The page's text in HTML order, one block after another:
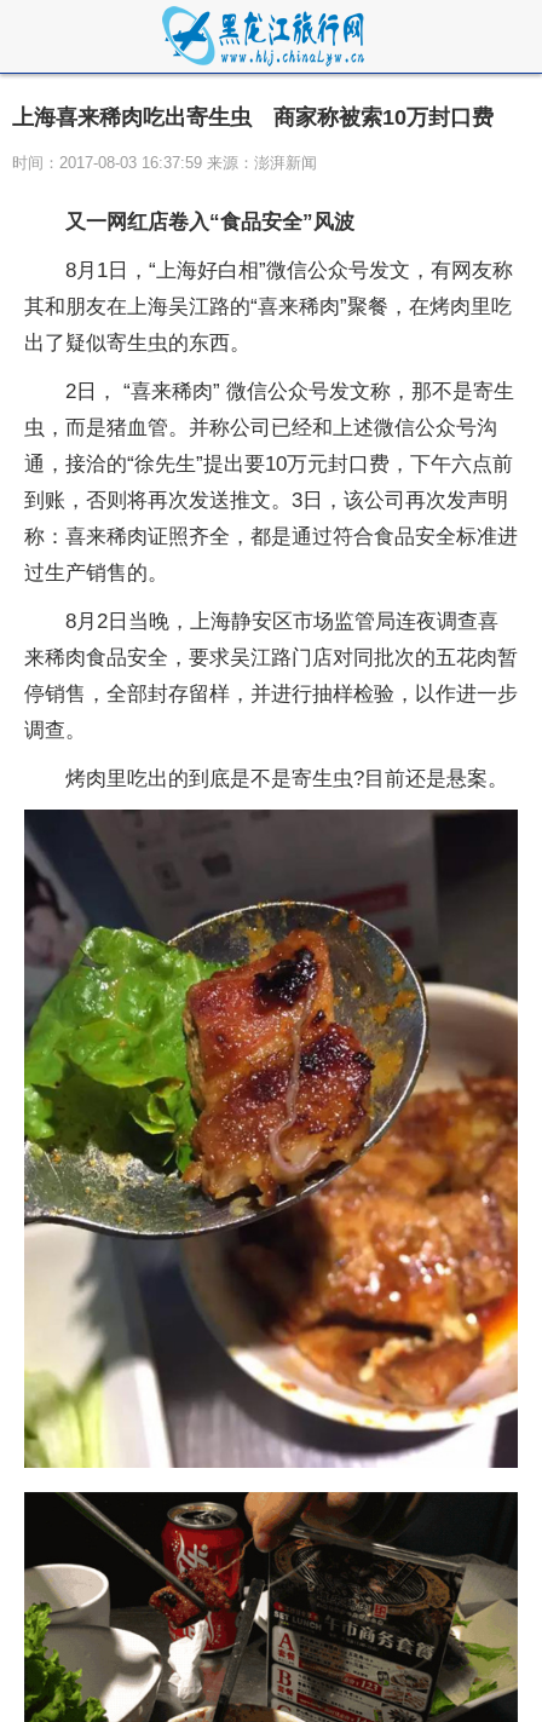
上海喜来稀肉吃出寄生虫 商家称被索10万封口费
时间：2017-08-03 16:37:59 来源：澎湃新闻
又一网红店卷入“食品安全”风波
8月1日，“上海好白相”微信公众号发文，有网友称
其和朋友在上海吴江路的“喜来稀肉”聚餐，在烤肉里吃
出了疑似寄生虫的东西。
2日， “喜来稀肉” 微信公众号发文称，那不是寄生
虫，而是猪血管。并称公司已经和上述微信公众号沟
通，接洽的“徐先生”提出要10万元封口费，下午六点前
到账，否则将再次发送推文。3日，该公司再次发声明
称：喜来稀肉证照齐全，都是通过符合食品安全标准进
过生产销售的。
8月2日当晚，上海静安区市场监管局连夜调查喜
来稀肉食品安全，要求吴江路门店对同批次的五花肉暂
停销售，全部封存留样，并进行抽样检验，以作进一步
调查。
烤肉里吃出的到底是不是寄生虫?目前还是悬案。